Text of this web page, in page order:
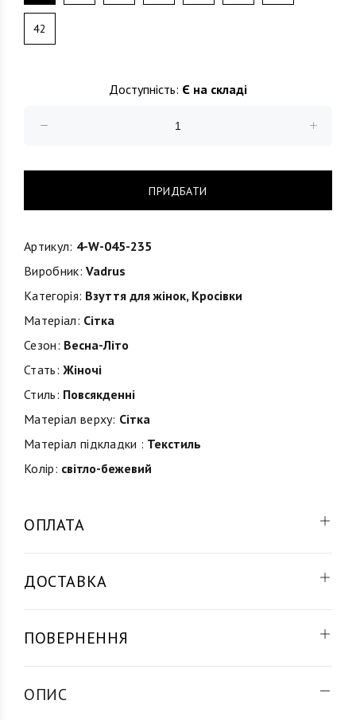
42
Доступність: Є на складі
ПРИДБАТИ
Артикул: 4-W-045-235
Виробник: Vadrus
Категорія: Взуття для жінок, Кросівки
Матеріал: Сітка
Сезон: Весна-Літо
Стать: Жіночі
Стиль: Повсякденні
Матеріал верху: Сітка
Матеріал підкладки : Текстиль
Колір: світло-бежевий
ОПЛАТА
ДОСТАВКА
ПОВЕРНЕННЯ
ОПИС